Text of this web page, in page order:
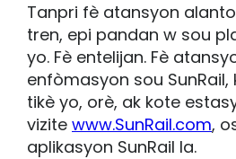
Tanpri fè atansyon
tren, epi pandan w sou
yo. Fè entelijan. Fè
enfòmasyon sou
tikè yo, orè, ak kote
vizite www.SunRail.com,
aplikasyon SunRail la.